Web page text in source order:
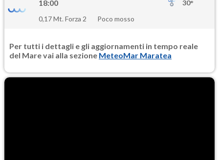
18:00
30°
0,17 Mt. Forza 2
Poco mosso
Per tutti i dettagli e gli aggiornamenti in tempo reale
del Mare vai alla sezione MeteoMar Maratea